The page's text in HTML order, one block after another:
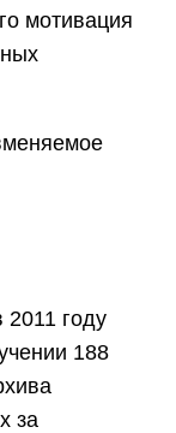
мотивация
году
188
за